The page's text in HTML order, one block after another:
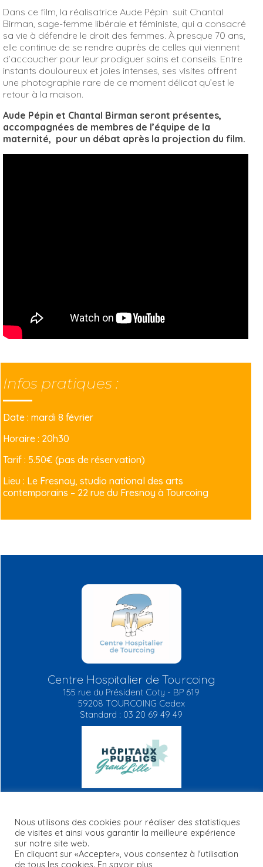
Dans ce film, la réalisatrice Aude Pépin suit Chantal
Birman, sage-femme libérale et féministe, qui a consacré
sa vie à défendre le droit des femmes. À presque 70 ans,
elle continue de se rendre auprès de celles qui viennent
d’accoucher pour leur prodiguer soins et conseils. Entre
instants douloureux et joies intenses, ses visites offrent
une photographie rare de ce moment délicat qu’est le
retour à la maison.
Aude Pépin et Chantal Birman seront présentes,
accompagnées de membres de l’équipe de la
maternité, pour un débat après la projection du film.
Infos pratiques :
Date : mardi 8 février
Horaire : 20h30
Tarif : 5.50€ (pas de réservation)
Lieu : Le Fresnoy, studio national des arts
contemporains – 22 rue du Fresnoy à Tourcoing
Centre Hospitalier de Tourcoing
155 rue du Président Coty - BP 619
59208 TOURCOING Cedex
Standard : 03 20 69 49 49
Mentions légales Plan du site RGPD FAQ
Contact
Informations règlementaires
Nous utilisons des cookies pour réaliser des statistiques
de visites et ainsi vous garantir la meilleure expérience
sur notre site web.
En cliquant sur «Accepter», vous consentez à l'utilisation
de tous les cookies. En savoir plus